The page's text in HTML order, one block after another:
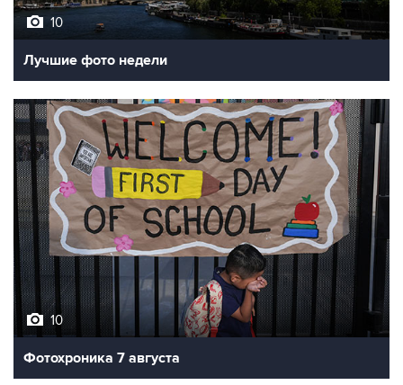
10
Лучшие фото недели
10
Фотохроника 7 августа